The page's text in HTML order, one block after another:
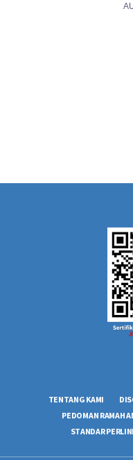
TENTANG KAMI
PEDOMAN RAMAH
STANDAR